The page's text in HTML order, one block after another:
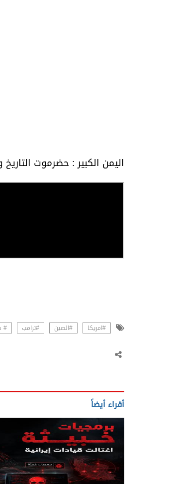
اليمن الكبير : حضرموت
#امريكا #الصين #ترامب #
أقراء أيضاً